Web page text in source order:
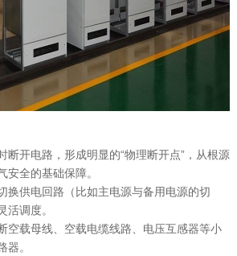
断开电路，形成明显的“物理断开点”，从根源
安全的基础保障。
换供电回路（比如主电源与备用电源的切
活调度。
空载母线、空载电缆线路、电压互感器等小
器。